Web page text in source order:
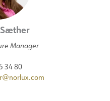
Sæther
Manager
34 80